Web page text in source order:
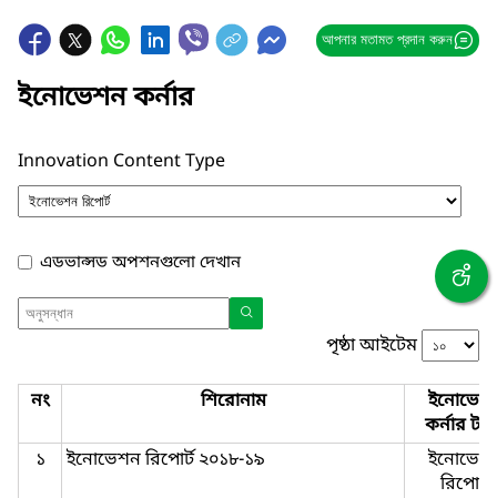
আপনার মতামত প্রদান করুন
ইনোভেশন কর্নার
Innovation Content Type
এডভান্সড অপশনগুলো দেখান
পৃষ্ঠা আইটেম
নং শিরোনাম
কর্নার
১
ইনোভেশন রিপোর্ট ২০১৮-১৯
রিপোর্ট